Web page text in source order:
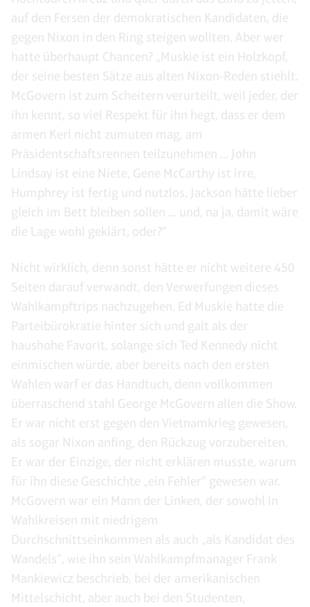
auf den Fersen der demokratischen Kandidaten, die
gegen Nixon in den Ring steigen wollten. Aber wer
hatte überhaupt Chancen? „Muskie ist ein Holzkopf,
der seine besten Sätze aus alten Nixon-Reden stiehlt.
McGovern ist zum Scheitern verurteilt, weil jeder, der
ihn kennt, so viel Respekt für ihn hegt, dass er dem
armen Kerl nicht zumuten mag, am
Präsidentschaftsrennen teilzunehmen ... John
Lindsay ist eine Niete, Gene McCarthy ist irre,
Humphrey ist fertig und nutzlos, Jackson hätte lieber
gleich im Bett bleiben sollen ... und, na ja, damit wäre
die Lage wohl geklärt, oder?“
Nicht wirklich, denn sonst hätte er nicht weitere 450
Seiten darauf verwandt, den Verwerfungen dieses
Wahlkampftrips nachzugehen. Ed Muskie hatte die
Parteibürokratie hinter sich und galt als der
haushohe Favorit, solange sich Ted Kennedy nicht
einmischen würde, aber bereits nach den ersten
Wahlen warf er das Handtuch, denn vollkommen
überraschend stahl George McGovern allen die Show.
Er war nicht erst gegen den Vietnamkrieg gewesen,
als sogar Nixon anfing, den Rückzug vorzubereiten.
Er war der Einzige, der nicht erklären musste, warum
für ihn diese Geschichte „ein Fehler“ gewesen war.
McGovern war ein Mann der Linken, der sowohl in
Wahlkreisen mit niedrigem
Durchschnittseinkommen als auch „als Kandidat des
Wandels“, wie ihn sein Wahlkampfmanager Frank
Mankiewicz beschrieb, bei der amerikanischen
Mittelschicht, aber auch bei den Studenten,